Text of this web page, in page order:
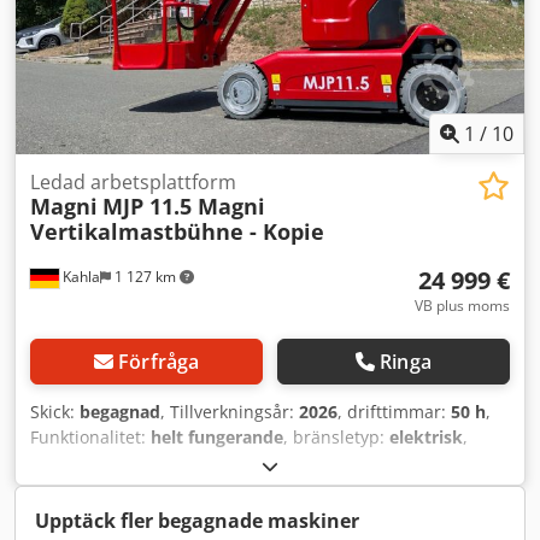
1 / 10
Kahla 1 127 km
Ledad arbetsplattform
Magni MJP 11.5 Magni
Vertikalmastbühne - Kopie
24 999 €
VB plus moms
Förfråga Ringa
Skick: begagnad, Tillverkningsår: 2026, drifttimmar: 50 h,
Funktionalitet: helt fungerande, bränsletyp: elektrisk,
, masttyp:
1 990 mm, drivtyp:Elektro, lastkapacitet:200 kg, Ledbar
arbetsplattform Masttyp: teleskop Tekniskt skick: mycket
Upptäck fler begagnade maskiner